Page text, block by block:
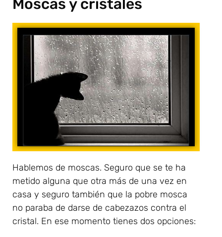
Moscas y cristales
Hablemos de moscas. Seguro que se te ha
metido alguna que otra más de una vez en
casa y seguro también que la pobre mosca
no paraba de darse de cabezazos contra el
cristal. En ese momento tienes dos opciones: